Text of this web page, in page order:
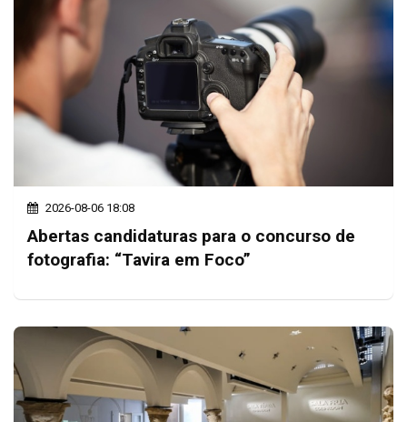
2026-08-06 18:08
Abertas candidaturas para o concurso de
fotografia: “Tavira em Foco”